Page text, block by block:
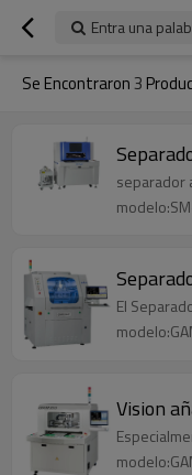
Entra una
Se Encontraron3
separador
El
Vision